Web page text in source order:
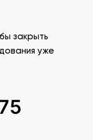
закрыть
уже